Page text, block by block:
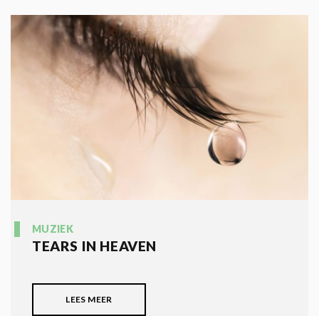
MUZIEK
TEARS IN HEAVEN
LEES MEER